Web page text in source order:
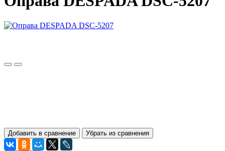
Добавить в сравнение Убрать из сравнения